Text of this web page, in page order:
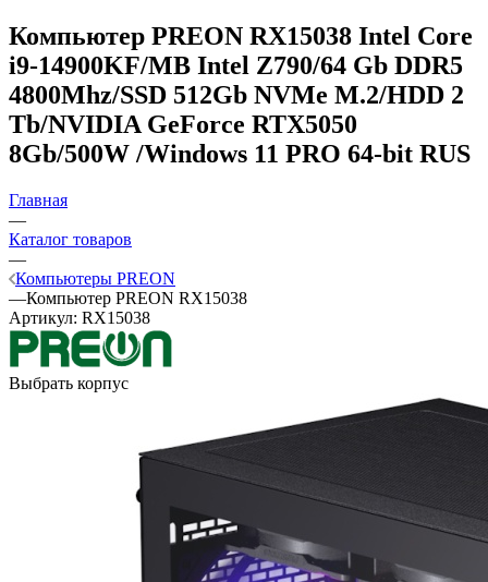
Компьютер PREON RХ15038 Intel Core
i9-14900KF/MB Intel Z790/64 Gb DDR5
4800Mhz/SSD 512Gb NVMe M.2/HDD 2
Tb/NVIDIA GeForce RTX5050
8Gb/500W /Windows 11 PRO 64-bit RUS
Главная
—
Каталог товаров
—
Компьютеры PREON
—Компьютер PREON RХ15038
Артикул: RХ15038
Выбрать корпус